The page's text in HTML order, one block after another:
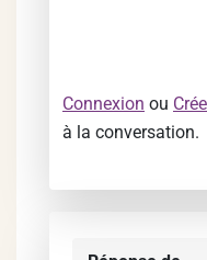
Connexion ou
à la conversation.